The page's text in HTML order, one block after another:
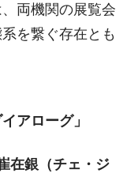
両機関の展覧会
を繋ぐ存在とも
アローグ」
在銀（チェ・ジ